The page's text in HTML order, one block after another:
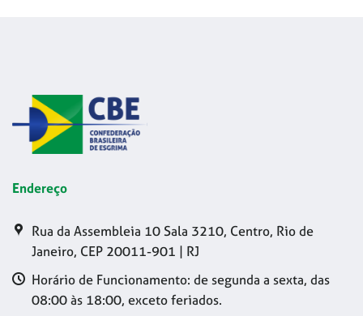
Endereço
Rua da Assembleia 10 Sala 3210, Centro, Rio de
Janeiro, CEP 20011-901 | RJ
Horário de Funcionamento: de segunda a sexta, das
08:00 às 18:00, exceto feriados.